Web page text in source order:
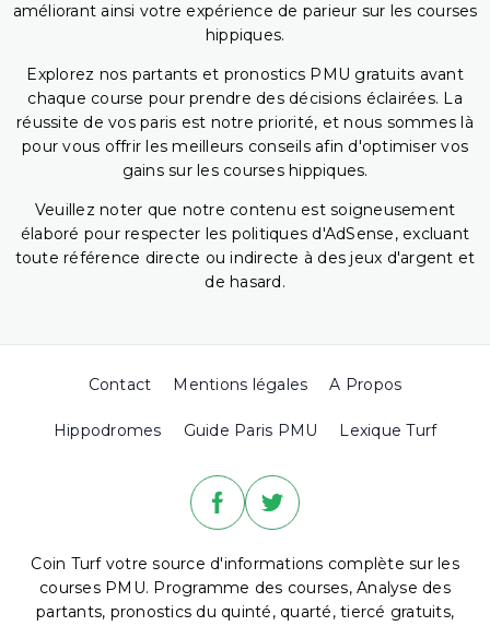
améliorant ainsi votre expérience de parieur sur les courses
hippiques.
Explorez nos partants et pronostics PMU gratuits avant
chaque course pour prendre des décisions éclairées. La
réussite de vos paris est notre priorité, et nous sommes là
pour vous offrir les meilleurs conseils afin d'optimiser vos
gains sur les courses hippiques.
Veuillez noter que notre contenu est soigneusement
élaboré pour respecter les politiques d'AdSense, excluant
toute référence directe ou indirecte à des jeux d'argent et
de hasard.
Contact Mentions légales A Propos
Hippodromes Guide Paris PMU Lexique Turf
Coin Turf votre source d'informations complète sur les
courses PMU. Programme des courses, Analyse des
partants, pronostics du quinté, quarté, tiercé gratuits,